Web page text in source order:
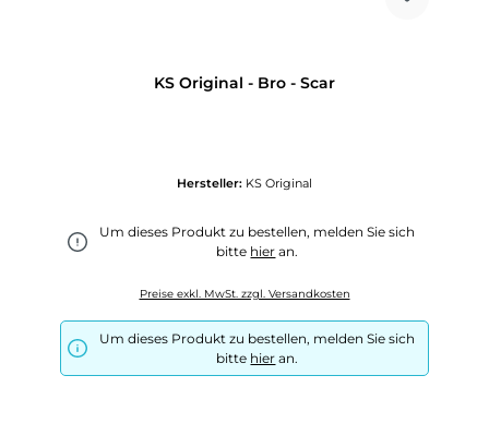
KS Original - Bro - Scar
Hersteller: KS Original
Um dieses Produkt zu bestellen, melden Sie sich
bitte hier an.
Preise exkl. MwSt. zzgl. Versandkosten
Um dieses Produkt zu bestellen, melden Sie sich
bitte hier an.